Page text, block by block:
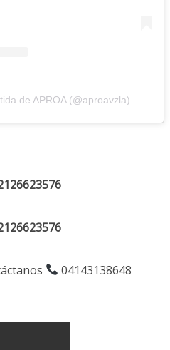
de APROA (@aproavzla)
04143138648